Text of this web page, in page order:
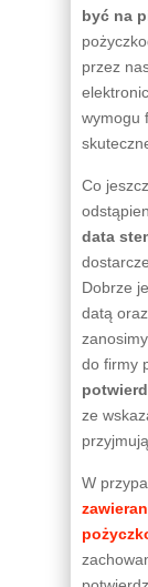
być na
przez
wymogu
Co
data
Dobrze
datą
do firmy
ze
W